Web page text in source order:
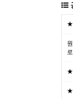
★
★
★